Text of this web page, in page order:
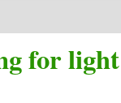
for